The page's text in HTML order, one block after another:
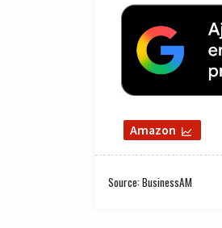
Amazon
Source: BusinessAM